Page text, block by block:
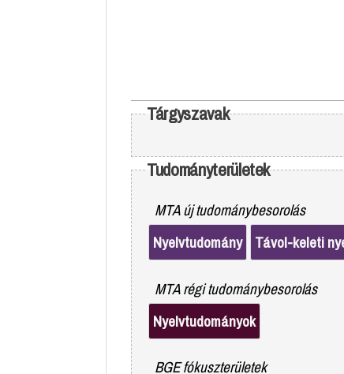
Tárgyszavak
Tudományterületek
MTA új tudománybesorolás
Nyelvtudomány
Távol-keleti
MTA régi tudománybesorolás
Nyelvtudományok
BGE fókuszterületek